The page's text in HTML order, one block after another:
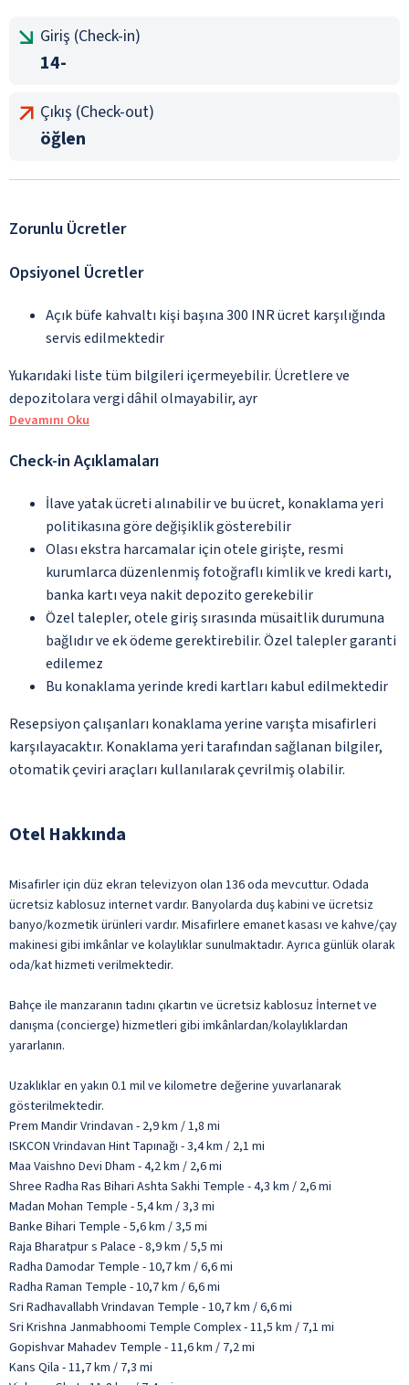
Giriş (Check-in)
14-
Çıkış (Check-out)
öğlen
Zorunlu Ücretler
Opsiyonel Ücretler
Açık büfe kahvaltı kişi başına 300 INR ücret karşılığında
servis edilmektedir
Yukarıdaki liste tüm bilgileri içermeyebilir. Ücretlere ve
depozitolara vergi dâhil olmayabilir, ayr
Devamını Oku
Check-in Açıklamaları
İlave yatak ücreti alınabilir ve bu ücret, konaklama yeri
politikasına göre değişiklik gösterebilir
Olası ekstra harcamalar için otele girişte, resmi
kurumlarca düzenlenmiş fotoğraflı kimlik ve kredi kartı,
banka kartı veya nakit depozito gerekebilir
Özel talepler, otele giriş sırasında müsaitlik durumuna
bağlıdır ve ek ödeme gerektirebilir. Özel talepler garanti
edilemez
Bu konaklama yerinde kredi kartları kabul edilmektedir
Resepsiyon çalışanları konaklama yerine varışta misafirleri
karşılayacaktır. Konaklama yeri tarafından sağlanan bilgiler,
otomatik çeviri araçları kullanılarak çevrilmiş olabilir.
Otel Hakkında
Misafirler için düz ekran televizyon olan 136 oda mevcuttur. Odada
ücretsiz kablosuz internet vardır. Banyolarda duş kabini ve ücretsiz
banyo/kozmetik ürünleri vardır. Misafirlere emanet kasası ve kahve/çay
makinesi gibi imkânlar ve kolaylıklar sunulmaktadır. Ayrıca günlük olarak
oda/kat hizmeti verilmektedir.
Bahçe ile manzaranın tadını çıkartın ve ücretsiz kablosuz İnternet ve
danışma (concierge) hizmetleri gibi imkânlardan/kolaylıklardan
yararlanın.
Uzaklıklar en yakın 0.1 mil ve kilometre değerine yuvarlanarak
gösterilmektedir.
Prem Mandir Vrindavan - 2,9 km / 1,8 mi
ISKCON Vrindavan Hint Tapınağı - 3,4 km / 2,1 mi
Maa Vaishno Devi Dham - 4,2 km / 2,6 mi
Shree Radha Ras Bihari Ashta Sakhi Temple - 4,3 km / 2,6 mi
Madan Mohan Temple - 5,4 km / 3,3 mi
Banke Bihari Temple - 5,6 km / 3,5 mi
Raja Bharatpur s Palace - 8,9 km / 5,5 mi
Radha Damodar Temple - 10,7 km / 6,6 mi
Radha Raman Temple - 10,7 km / 6,6 mi
Sri Radhavallabh Vrindavan Temple - 10,7 km / 6,6 mi
Sri Krishna Janmabhoomi Temple Complex - 11,5 km / 7,1 mi
Gopishvar Mahadev Temple - 11,6 km / 7,2 mi
Kans Qila - 11,7 km / 7,3 mi